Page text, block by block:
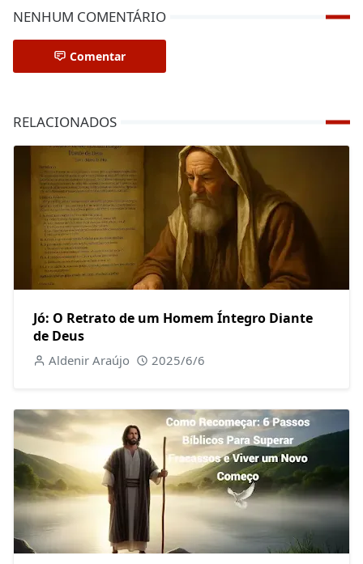
NENHUM COMENTÁRIO
Comentar
RELACIONADOS
Jó: O Retrato de um Homem Íntegro Diante
de Deus
Aldenir Araújo 2025/6/6